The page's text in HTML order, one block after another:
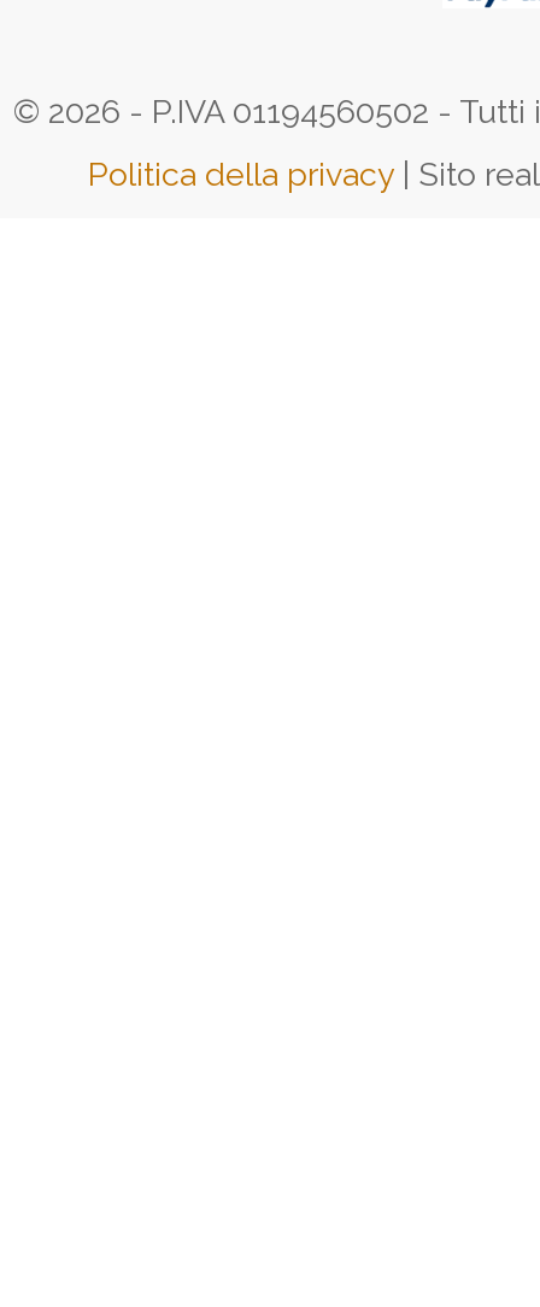
© 2026 - P.IVA 01194560502 -
Politica della privacy | Sito